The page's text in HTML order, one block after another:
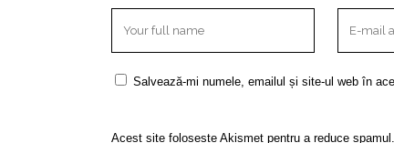
Salvează-mi numele, emailul și site-ul web în
Acest site folosește Akismet pentru a reduce spamul.